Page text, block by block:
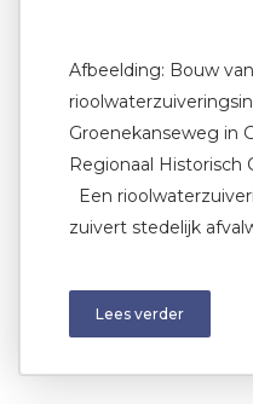
Afbeelding: Bouw
Groenekanseweg in
Regionaal Historisch
Een
zuivert stedelijk
Lees verder